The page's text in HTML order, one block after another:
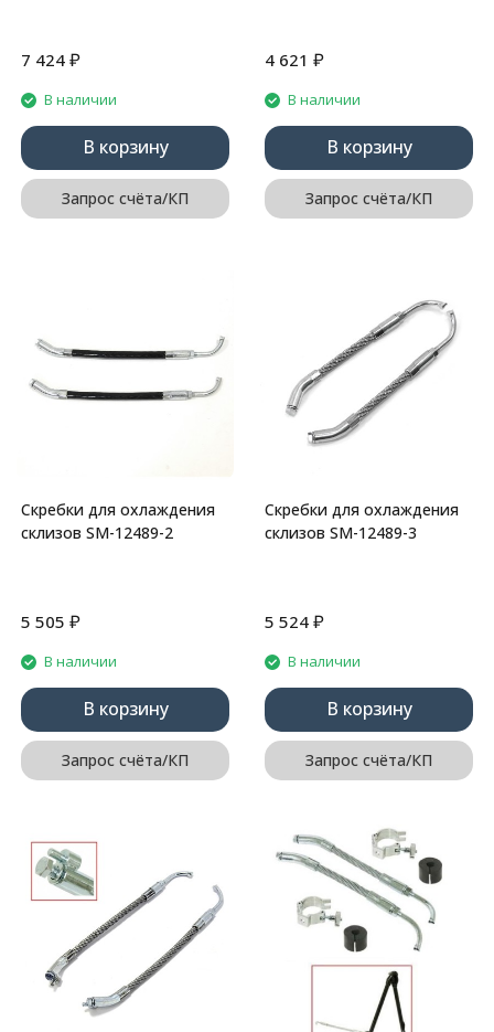
7 424 ₽
В наличии
В корзину
Запрос счёта/КП
4 621 ₽
В наличии
В корзину
Запрос счёта/КП
Скребки для охлаждения
склизов SM-12489-2
5 505 ₽
В наличии
В корзину
Запрос счёта/КП
Скребки для охлаждения
склизов SM-12489-3
5 524 ₽
В наличии
В корзину
Запрос счёта/КП